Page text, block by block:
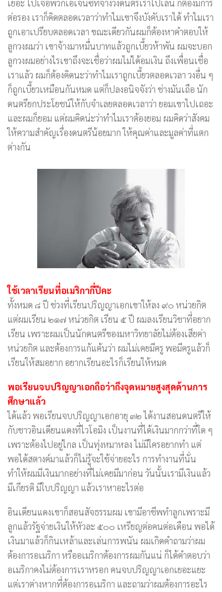
เยอะ ไปเจอพวกเอเจนซีที่จ้างวงดนตรีเราไปเล่น ก็ต้องมีการ
ต่อรอง เราก็คิดตลอดเวลาว่าทำไมเขาจึงบังคับเราได้ ทำไมเรา
ถูกเอาเปรียบตลอดเวลา ขณะเดียวกันผมก็ต้องหาคำตอบให้
ลูกวงผมว่า เขาจ้างมาหมื่นบาทแล้วถูกเบี้ยวห้าพัน ผมจะบอก
ลูกวงผมอย่างไรเขาถึงจะเชื่อว่าผมไม่ได้อมเงิน ถึงเพื่อนเชื่อ
เราแล้ว ผมก็ต้องคิดนะว่าทำไมเราถูกเบี้ยวตลอดเวลา วงอื่น ๆ
ก็ถูกเบี้ยวเหมือนกันหมด แต่ก็ปลงอนิจจังว่า ช่างมันเถือ นัก
ดนตรียกประโยชน์ให้กับจำเลยตลอดเวลาว่า ยอมเขาไปเถอะ
และผมก็ยอม แต่ผมคิดน่ะว่าทำไมเราต้องยอม ผมคิดว่าสังคม
ให้ความสำคัญเรื่องดนตรีน้อยมาก ให้คุณค่าและมูลค่าที่แตก
ต่างกัน
ใช้เวลาเรียนที่อเมริกากี่ปีคะ
ทั้งหมด ๘ ปี ช่วงที่เรียนปริญญาเอกเขาให้ลง ๙๐ หน่วยกิต
แต่ผมเรียน ๒๑๗ หน่วยกิต เรียน ๕ ปี ผมลงเรียนวิชาที่อยาก
เรียน เพราะผมเป็นนักดนตรีของมหาวิทยาลัยไม่ต้องเสียค่า
หน่วยกิต และต้องการแก้แค้นว่า ผมไม่เคยมีครู พอมีครูแล้วก็
เรียนให้สมอยาก อยากเรียนอะไรก็เรียนให้หมด
พอเรียนจบปริญญาเอกถือว่าถึงจุดหมายสูงสุดด้านการ
ศึกษาแล้ว
ได้แล้ว พอเรียนจบปริญญาเอกอายุ ๓๒ ได้งานสอนดนตรีให้
กับชาวอินเดียนแดงที่ไวโอมิง เป็นงานที่ได้เงินมากกว่าที่ใด ๆ
เพราะต้องไปอยู่ไกล เป็นทุ่งหมาหลง ไม่มีใครอยากทำ แต่
พอได้สตางค์มาแล้วก็ไม่รู้จะใช้จ่ายอะไร การทำงานที่นั่น
ทำให้ผมมีเงินมากอย่างที่ไม่เคยมีมาก่อน วันนั้นเรามีเงินแล้ว
มีเกียรติ มีใบปริญญา แล้วเราหาอะไรต่อ
อินเดียนแดงเขาก็สอนสัจธรรมผม เขามีอาชีพทำลูกเพราะมี
ลูกแล้วรัฐจ่ายเงินให้หัวละ ๕๐๐ เหรียญต่อคนต่อเดือน พอได้
เงินมาแล้วก็กินเหล้าและเล่นการพนัน ผมเกิดคำถามว่าผม
ต้องการอเมริกา หรืออเมริกาต้องการผมกันแน่ ก็ได้คำตอบว่า
อเมริกาคงไม่ต้องการเราหรอก คนจบปริญญาเอกเยอะแยะ
แต่เราต่างหากที่ต้องการอเมริกา และถามว่าผมต้องการอะไร